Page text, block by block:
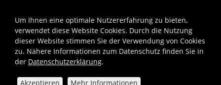
Um Ihnen eine optimale Nutzererfahrung zu bieten,
verwendet diese Website Cookies. Durch die Nutzung
dieser Website stimmen Sie der Verwendung von Cookies
zu. Nähere Informationen zum Datenschutz finden Sie in
der Datenschutzerklärung.
Akzeptieren Mehr Informationen